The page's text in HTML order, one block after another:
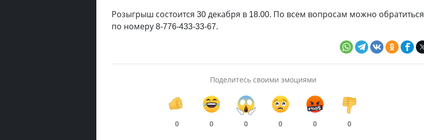
Розыгрыш состоится 30 декабря в 18.00. По всем вопросам можно обратиться
по номеру 8-776-433-33-67.
Поделитесь своими эмоциями
0 0 0 0 0 0